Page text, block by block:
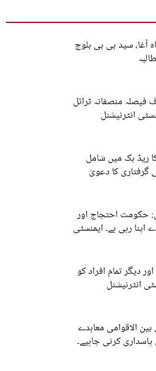
آغا، سید بی بی بلوچ
فیصلہ منصفانہ ٹرائل
انٹرنیشنل
ریڈ بک میں شامل
گرفتاری کا دعویٰ
حکومت احتجاج اور
اپنا رہی ہے۔ ایمنسٹی
دیگر تمام افراد کو
انٹرنیشنل
الاقوامی معاہدے
کرنی چاہیے۔